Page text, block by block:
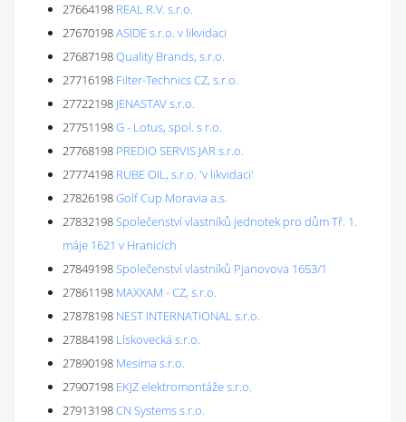
27664198 REAL R.V. s.r.o.
27670198ASIDE s.r.o. v likvidaci
27687198Quality Brands, s.r.o.
27716198 Filter-Technics CZ, s.r.o.
27722198 JENASTAV s.r.o.
27751198G - Lotus, spol. s r.o.
27768198 PREDIO SERVIS JAR s.r.o.
27774198 RUBE OIL, s.r.o. 'v likvidaci'
27826198Golf Cup Moravia a.s.
27832198Společenství vlastníků jednotek pro dům Tř. 1.
máje 1621 v Hranicích
27849198Společenství vlastníků Pjanovova 1653/1
27861198 MAXXAM - CZ, s.r.o.
27878198 NEST INTERNATIONAL s.r.o.
27884198 Lískovecká s.r.o.
27890198 Mesima s.r.o.
27907198 EKJZ elektromontáže s.r.o.
27913198CN Systems s.r.o.